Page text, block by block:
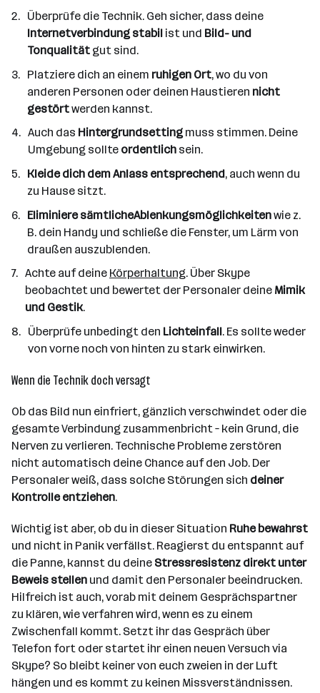
Überprüfe die Technik. Geh sicher, dass deine
Internetverbindung stabil ist und Bild- und
Tonqualität gut sind.
Platziere dich an einem ruhigen Ort, wo du von
anderen Personen oder deinen Haustieren nicht
gestörtwerden kannst.
Auch das Hintergrundsetting muss stimmen. Deine
Umgebung sollte ordentlich sein.
Kleide dich dem Anlass entsprechend, auch wenn du
zu Hause sitzt.
Eliminiere sämtlicheAblenkungsmöglichkeitenwie z.
B. dein Handy und schließe die Fenster, um Lärm von
draußen auszublenden.
Achte auf deine Körperhaltung. Über Skype
beobachtet und bewertet der Personaler deine Mimik
und Gestik.
Überprüfe unbedingt den Lichteinfall. Es sollte weder
von vorne noch von hinten zu stark einwirken.
Wenn die Technik doch versagt
Ob das Bild nun einfriert, gänzlich verschwindet oder die
gesamte Verbindung zusammenbricht – kein Grund, die
Nerven zu verlieren. Technische Probleme zerstören
nicht automatisch deine Chance auf den Job. Der
Personaler weiß, dass solche Störungen sich deiner
Kontrolle entziehen.
Wichtig ist aber, ob du in dieser Situation Ruhe bewahrst
und nicht in Panik verfällst. Reagierst du entspannt auf
die Panne, kannst du deine Stressresistenz direkt unter
Beweis stellen und damit den Personaler beeindrucken.
Hilfreich ist auch, vorab mit deinem Gesprächspartner
zu klären, wie verfahren wird, wenn es zu einem
Zwischenfall kommt. Setzt ihr das Gespräch über
Telefon fort oder startet ihr einen neuen Versuch via
Skype? So bleibt keiner von euch zweien in der Luft
hängen und es kommt zu keinen Missverständnissen.